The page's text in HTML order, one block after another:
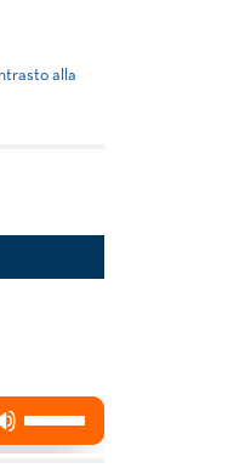
alla